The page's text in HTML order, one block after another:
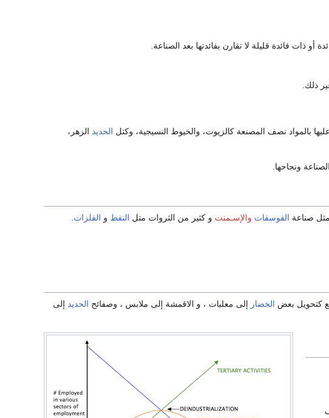
ذات فائدة قليلة لا تقارن بفائدتها بعد الصناعة.
ذلك.
بالمواد نصف المصنعة كالزيوت، والخيوط النسيجية، وكتل الحديد الزهر،
ونجاحها.
صناعة الفوسفات والإسـمنت و كثير من الثروات متل النفط و الفلزات
كتحويل بعض الخضار إلى معلبات ، و الاقمشة إلى ملابس ، وصفائح الحديد إلى